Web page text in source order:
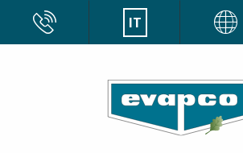
contenuto
IT